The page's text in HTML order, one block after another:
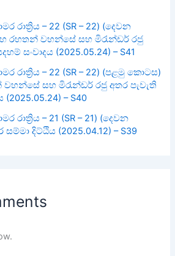
– 22 (SR – 22) (දෙවන
රහතන් වහන්සේ සහ මිරැන්ඩර් රජු
සංවාදය (2025.05.24) – S41
රාත්‍රිය – 22 (SR – 22) (පළමු කොටස)
සහ මිරැන්ඩර් රජු අතර පැවැති
(2025.05.24) – S40
– 21 (SR – 21) (දෙවන
දිට්ඨිය (2025.04.12) – S39